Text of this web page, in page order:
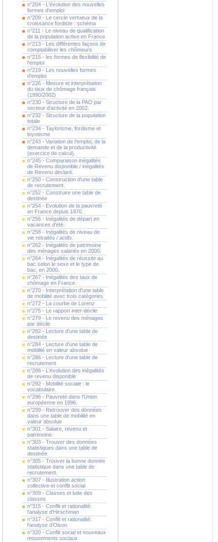
n°204 - L'évolution des nouvelles
formes d'emploi
n°209 - Le cercle vertueux de la
croissance fordiste : schéma
n°211 - Le niveau de qualification
de la population active en France
n°213 - Les différentes façons de
comptabiliser les chômeurs
n°215 - les formes de flexibilité de
l'emploi
n°219 - Les nouvelles formes
d'emploi
n°226 - Mesure et interprétation
du taux de chômage français
(1990/2002)
n°230 - Structure de la PAO par
secteur d'activité en 2002.
n°232 - Structure de la population
totale
n°234 - Taylorisme, fordisme et
toyotisme
n°243 - Variation de l'emploi, de la
demande et de la productivité
(exercice de calcul).
n°245 - Comparaison inégalités
de Revenu disponible / inégalités
de Revenu déclaré.
n°250 - Construction d'une table
de recrutement.
n°252 - Construire une table de
destinée
n°254 - Evolution de la pauvreté
en France depuis 1970.
n°256 - Inégalités de départ en
vacances d'été.
n°258 - Inégalités de niveau de
vie retraités / actifs.
n°262 - Inégalités de patrimoine
des ménages salariés en 2000.
n°264 - Inégalités de réussite au
bac selon le sexe et le type de
bac, en 2000.
n°267 - Inégalités des taux de
chômage en France.
n°270 - Interprétation d'une table
de mobilité avec trois catégories.
n°272 - La courbe de Lorenz
n°275 - Le rapport inter-décile
n°279 - Le revenu des ménages
par décile
n°282 - Lecture d'une table de
destinée
n°284 - Lecture d'une table de
mobilité en valeur absolue
n°286 - Lecture d'une table de
recrutement
n°288 - L'évolution des inégalités
de revenu disponible
n°292 - Mobilité sociale : le
vocabulaire.
n°296 - Pauvreté dans l'Union
européenne en 1996.
n°299 - Retrouver des données
dans une table de mobilité en
valeur absolue
n°301 - Salaire, revenu et
patrimoine.
n°303 - Trouver des données
statistiques dans une table de
destinée
n°305 - Trouver la bonne donnée
statistique dans une table de
recrutement.
n°307 - Illustration action
collective et conflit social
n°309 - Classes et lutte des
classes
n°315 - Conflit et rationalité:
l'analyse d'Hirschman
n°317 - Conflit et rationalité:
l'analyse d'Olson
n°320 - Conflit social et nouveaux
mouvements sociaux